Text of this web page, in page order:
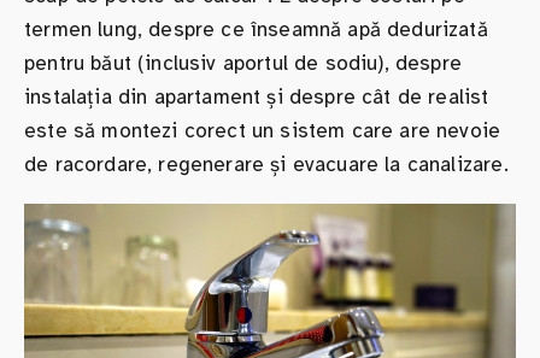
termen lung, despre ce înseamnă apă dedurizată
pentru băut (inclusiv aportul de sodiu), despre
instalația din apartament și despre cât de realist
este să montezi corect un sistem care are nevoie
de racordare, regenerare și evacuare la canalizare.